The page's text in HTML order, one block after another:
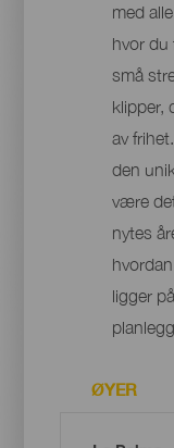
med
hvor du
små
klipper,
av
den
være
nytes
ligger
ØYER